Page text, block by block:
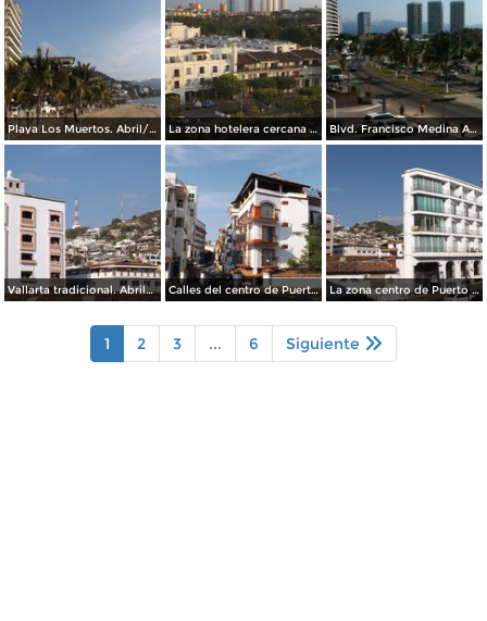
Playa Los Muertos. Abril/2015 La zona hotelera cercana al aeropuerto. Mayo/2015 Blvd. Francisco Medina Ascencio. Abril/2015
Vallarta tradicional. Abril/2015 Calles del centro de Puerto Vallarta. Abril/2015 La zona centro de Puerto Vallarta. Abril/2015
1 2 3 ... 6 Siguiente